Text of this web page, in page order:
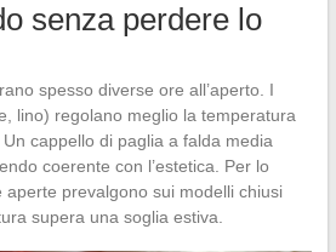
senza perdere lo
spesso diverse ore all’aperto. I
lino) regolano meglio la temperatura
cappello di paglia a falda media
coerente con l’estetica. Per lo
prevalgono sui modelli chiusi
supera una soglia estiva.